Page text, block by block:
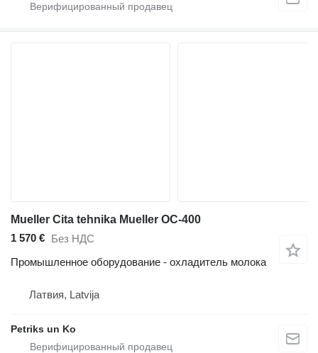
Mueller Cita tehnika Mueller OC-400
1 570 € Без НДС
Промышленное оборудование - охладитель молока
Латвия, Latvija
Petriks un Ko